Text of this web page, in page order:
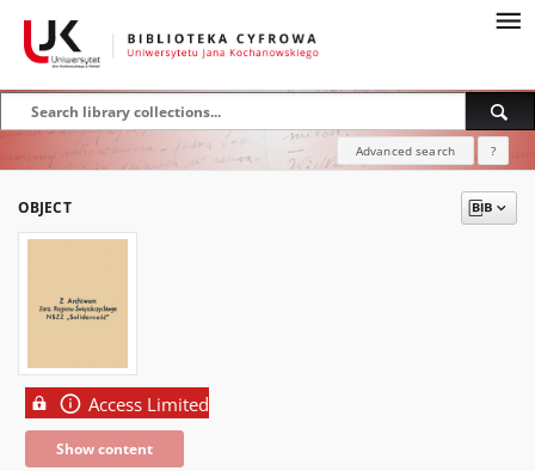
Advanced search ?
OBJECT
Access Limited
Show content